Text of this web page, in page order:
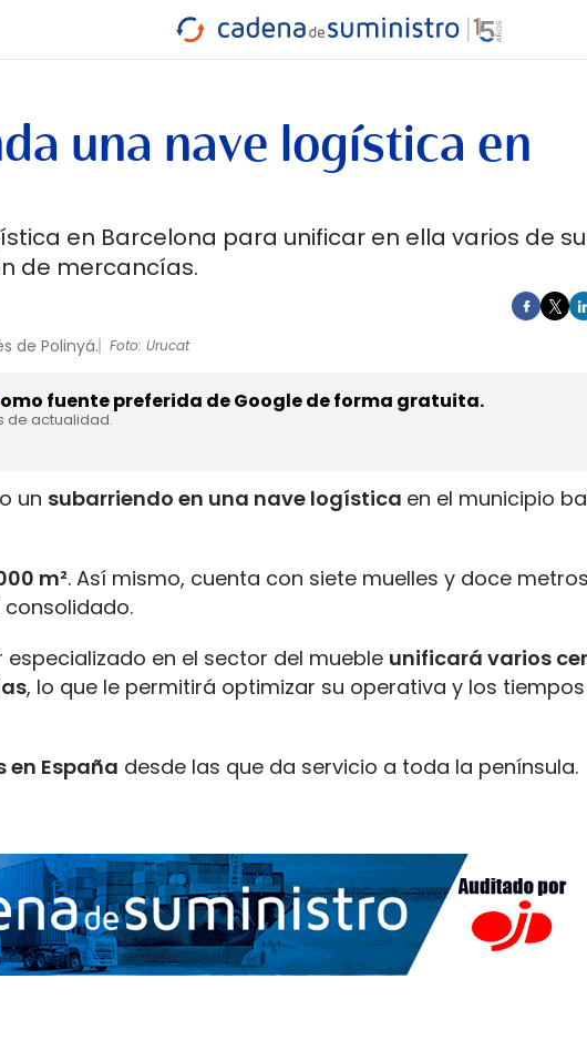
CARRETERA
CARRETERA
MARÍTIMO INTERMODAL
una nave logística en
en Barcelona para unificar en ella varios de
de mercancías.
de Polinyá. Foto: Urucat
fuente preferida de Google de forma gratuita.
de actualidad.
un subarriendo en una nave logística en el municipio
m². Así mismo, cuenta con siete muelles y doce
en el sector del mueble unificará varios
, lo que le permitirá optimizar su operativa y los
en España desde las que da servicio a toda la península.